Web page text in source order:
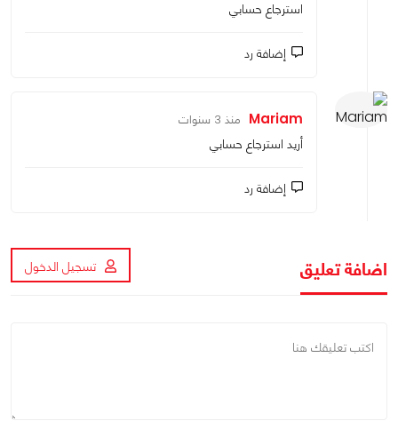
استرجاع حسابي
إضافة رد
Mariam منذ 3 سنوات
أريد استرجاع حسابي
إضافة رد
اضافة تعليق تسجيل الدخول